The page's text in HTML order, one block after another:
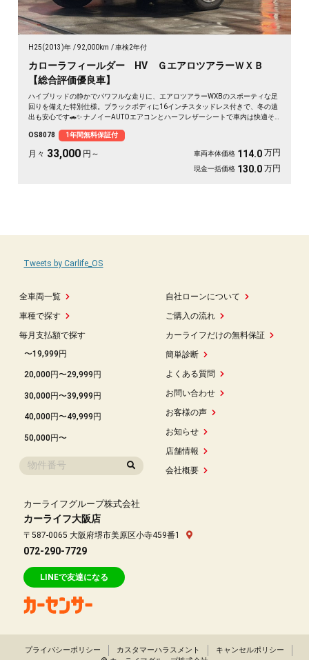
H25(2013)年 92,000km 車検2年付
カローラフィールダー HV ＧエアロツアラーＷＸＢ
【総合評価優良車】
ハイブリッドの静かでパワフルな走りに、エアロツアラーWXBのスポーティな足
回りを備えた特別仕様。ブラックボディに16インチスタッドレス付きで、冬の遠
出も安心です🚗✨ ナノイーAUTOエアコンとハーフレザーシートで車内は快適そ
週末のドライブも通勤も、燃費を気にせず走り出せる一台💫《1年保証付》👍
OS8078 1年間無料保証付
月々 33,000 円～ 車両本体価格 114.0 万円
現金一括価格 130.0 万円
全車両一覧
車種で探す
毎月支払額で探す
〜19,999円
20,000円〜29,999円
30,000円〜39,999円
40,000円〜49,999円
50,000円〜
自社ローンについて
ご購入の流れ
カーライフだけの無料保証
簡単診断
よくある質問
お問い合わせ
お客様の声
お知らせ
店舗情報
会社概要
Tweets by Carlife_OS
カーライフグループ株式会社
カーライフ大阪店
〒587-0065 大阪府堺市美原区小寺459番1
072-290-7729
LINEで友達になる
プライバシーポリシー カスタマーハラスメント
キャンセルポリシー